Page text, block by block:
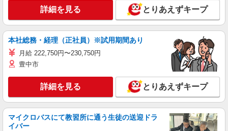
詳細を見る とりあえずキープ
本社総務・経理（正社員）※試用期間あり
月給 222,750円〜230,750円
豊中市
詳細を見る とりあえずキープ
マイクロバスにて教習所に通う生徒の送迎ドラ
イバー